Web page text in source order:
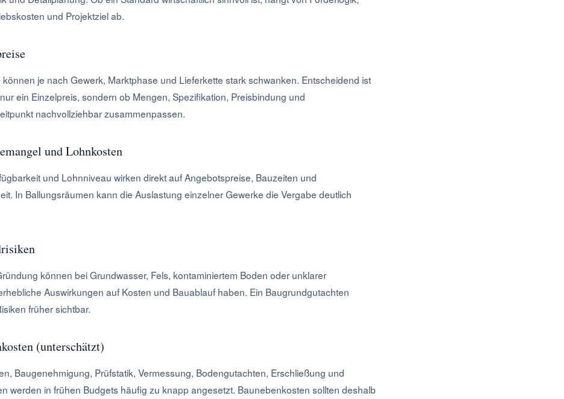
und Projektziel ab.
können je nach Gewerk, Marktphase und Lieferkette stark schwanken. Entscheidend ist
ein Einzelpreis, sondern ob Mengen, Spezifikation, Preisbindung und
nachvollziehbar zusammenpassen.
und Lohnkosten
und Lohnniveau wirken direkt auf Angebotspreise, Bauzeiten und
In Ballungsräumen kann die Auslastung einzelner Gewerke die Vergabe deutlich
können bei Grundwasser, Fels, kontaminiertem Boden oder unklarer
Auswirkungen auf Kosten und Bauablauf haben. Ein Baugrundgutachten
früher sichtbar.
(unterschätzt)
Baugenehmigung, Prüfstatik, Vermessung, Bodengutachten, Erschließung und
werden in frühen Budgets häufig zu knapp angesetzt. Baunebenkosten sollten deshalb